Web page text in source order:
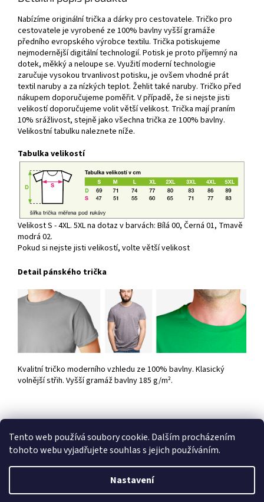
Tento web používá soubory cookie. Dalším procházením
tohoto webu vyjadřujete souhlas s jejich používáním.
Nastavení
Nabízíme originální trička a dárky pro cestovatele. Tričko pro
cestovatele je vyrobené ze 100% bavlny vyšší gramáže
předního evropského výrobce textilu. Trička potiskujeme
nejmodernější digitální technologií. Potisk je proto příjemný na
dotek, měkký a neloupe se. Využití moderní technologie
zaručuje vysokou trvanlivost potisku, je ovšem vhodné prát
textil naruby a za nízkých teplot. Žehlit také naruby. Tričko před
nákupem doporučujeme poměřit. V případě, že si nejste jisti
velikostí doporučujeme volit větší velikost. Trička mají praním
10% srážlivost, stejně jako všechna trička ze 100% bavlny.
Velikostní tabulku naleznete níže.
Tabulka velikostí
Velikost S - 4XL. 5XL na dotaz v barvách: Bílá 00, Černá 01, Tmavě
modrá 02.
Pokud si nejste jisti velikostí, volte větší velikost
Detail pánského trička
Kvalitní tričko moderního vzhledu ze 100% bavlny. Klasický
volnější střih. Vyšší gramáž bavlny 185 g/m².